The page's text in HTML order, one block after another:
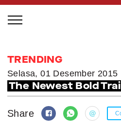
LOCAL GREATNESS
INSPIRING PEOPLE
INSPIRING PLACES
TRENDING
Selasa, 01 Desember 2015
The Newest Bold
Share